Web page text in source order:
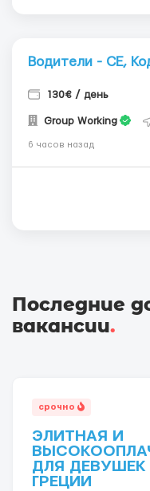
Водители - СЕ,
130€ / день
Group Working
6 часов назад
Последние
вакансии.
срочно
ЭЛИТНАЯ И
ДЛЯ
ГРЕЦИИ